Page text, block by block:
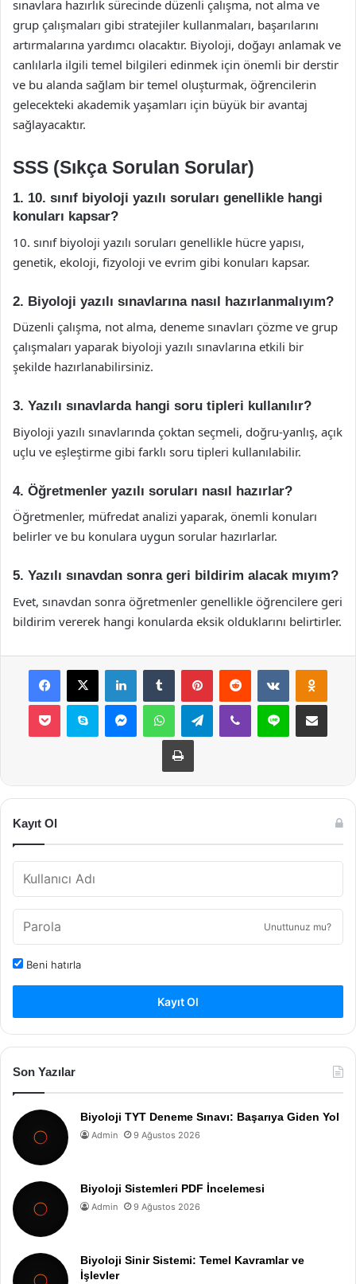
sınavlara hazırlık sürecinde düzenli çalışma, not alma ve
grup çalışmaları gibi stratejiler kullanmaları, başarılarını
artırmalarına yardımcı olacaktır. Biyoloji, doğayı anlamak ve
canlılarla ilgili temel bilgileri edinmek için önemli bir derstir
ve bu alanda sağlam bir temel oluşturmak, öğrencilerin
gelecekteki akademik yaşamları için büyük bir avantaj
sağlayacaktır.
SSS (Sıkça Sorulan Sorular)
1. 10. sınıf biyoloji yazılı soruları genellikle hangi
konuları kapsar?
10. sınıf biyoloji yazılı soruları genellikle hücre yapısı,
genetik, ekoloji, fizyoloji ve evrim gibi konuları kapsar.
2. Biyoloji yazılı sınavlarına nasıl hazırlanmalıyım?
Düzenli çalışma, not alma, deneme sınavları çözme ve grup
çalışmaları yaparak biyoloji yazılı sınavlarına etkili bir
şekilde hazırlanabilirsiniz.
3. Yazılı sınavlarda hangi soru tipleri kullanılır?
Biyoloji yazılı sınavlarında çoktan seçmeli, doğru-yanlış, açık
uçlu ve eşleştirme gibi farklı soru tipleri kullanılabilir.
4. Öğretmenler yazılı soruları nasıl hazırlar?
Öğretmenler, müfredat analizi yaparak, önemli konuları
belirler ve bu konulara uygun sorular hazırlarlar.
5. Yazılı sınavdan sonra geri bildirim alacak mıyım?
Evet, sınavdan sonra öğretmenler genellikle öğrencilere geri
bildirim vererek hangi konularda eksik olduklarını belirtirler.
Facebook
X LinkedInTumblr PinterestReddit VKontakte
Pocket Skype MessengerWhatsAppTelegramViber Line E-Posta ile
Yazdır
Kayıt Ol
Unuttunuz mu?
Beni hatırla
Kayıt Ol
Son Yazılar
Biyoloji TYT Deneme Sınavı: Başarıya Giden Yol
Admin 9 Ağustos 2026
Biyoloji Sistemleri PDF İncelemesi
Admin 9 Ağustos 2026
Biyoloji Sinir Sistemi: Temel Kavramlar ve
İşlevler